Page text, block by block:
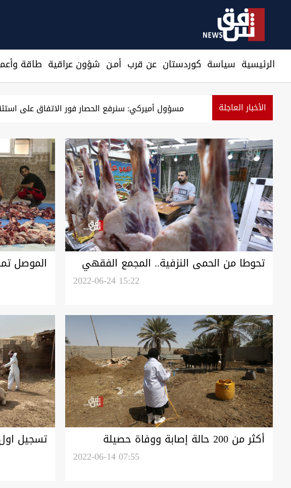
الرئيسية سیاسة كوردستان عن قرب أمـن شؤون عراقية طاقة
الأخبار العاجلة
مدير بلدية الناصرية الأسبق والعثور على 600 معاملة قطعة أرض
تحوطا من الحمى النزفية.. المجمع الفقهي
العراقي يشكل لجنة لفحص الأضاحي2022-06-24 15:22
الموصل
أكثر من 200 حالة إصابة ووفاة حصيلة
2022-06-14 07:55
تسجيل